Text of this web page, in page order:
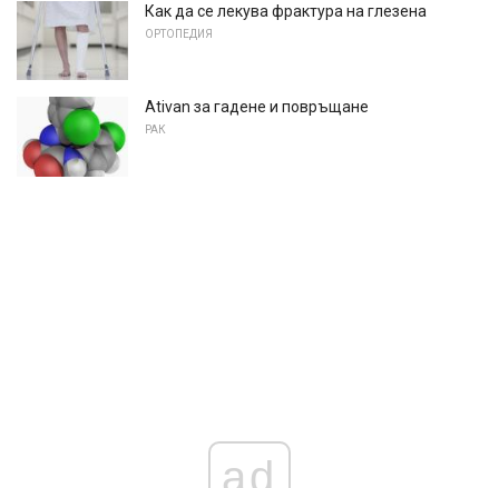
Как да се лекува фрактура на глезена
ОРТОПЕДИЯ
Ativan за гадене и повръщане
РАК
ad